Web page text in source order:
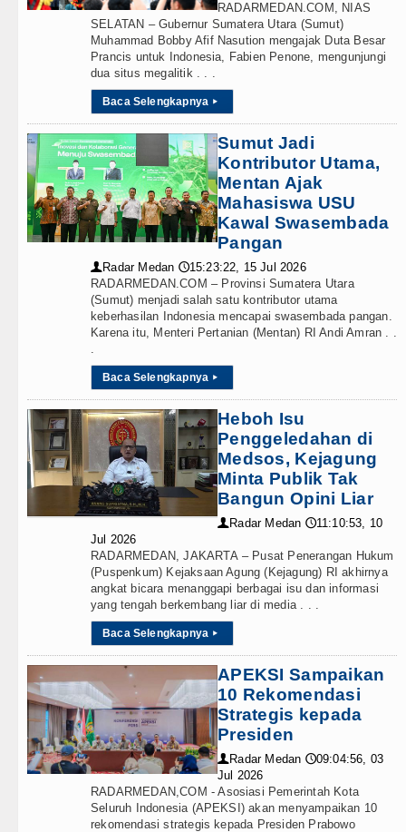
RADARMEDAN.COM, NIAS
SELATAN – Gubernur Sumatera Utara (Sumut)
Muhammad Bobby Afif Nasution mengajak Duta Besar
Prancis untuk Indonesia, Fabien Penone, mengunjungi
dua situs megalitik . . .
Baca Selengkapnya ▸
Sumut Jadi
Kontributor Utama,
Mentan Ajak
Mahasiswa USU
Kawal Swasembada
Pangan
👤 Radar Medan 🕔15:23:22, 15 Jul 2026
RADARMEDAN.COM – Provinsi Sumatera Utara
(Sumut) menjadi salah satu kontributor utama
keberhasilan Indonesia mencapai swasembada pangan.
Karena itu, Menteri Pertanian (Mentan) RI Andi Amran . .
.
Baca Selengkapnya ▸
Heboh Isu
Penggeledahan di
Medsos, Kejagung
Minta Publik Tak
Bangun Opini Liar
👤 Radar Medan 🕔11:10:53, 10
Jul 2026
RADARMEDAN, JAKARTA – Pusat Penerangan Hukum
(Puspenkum) Kejaksaan Agung (Kejagung) RI akhirnya
angkat bicara menanggapi berbagai isu dan informasi
yang tengah berkembang liar di media . . .
Baca Selengkapnya ▸
APEKSI Sampaikan
10 Rekomendasi
Strategis kepada
Presiden
👤 Radar Medan 🕔09:04:56, 03
Jul 2026
RADARMEDAN,COM - Asosiasi Pemerintah Kota
Seluruh Indonesia (APEKSI) akan menyampaikan 10
rekomendasi strategis kepada Presiden Prabowo